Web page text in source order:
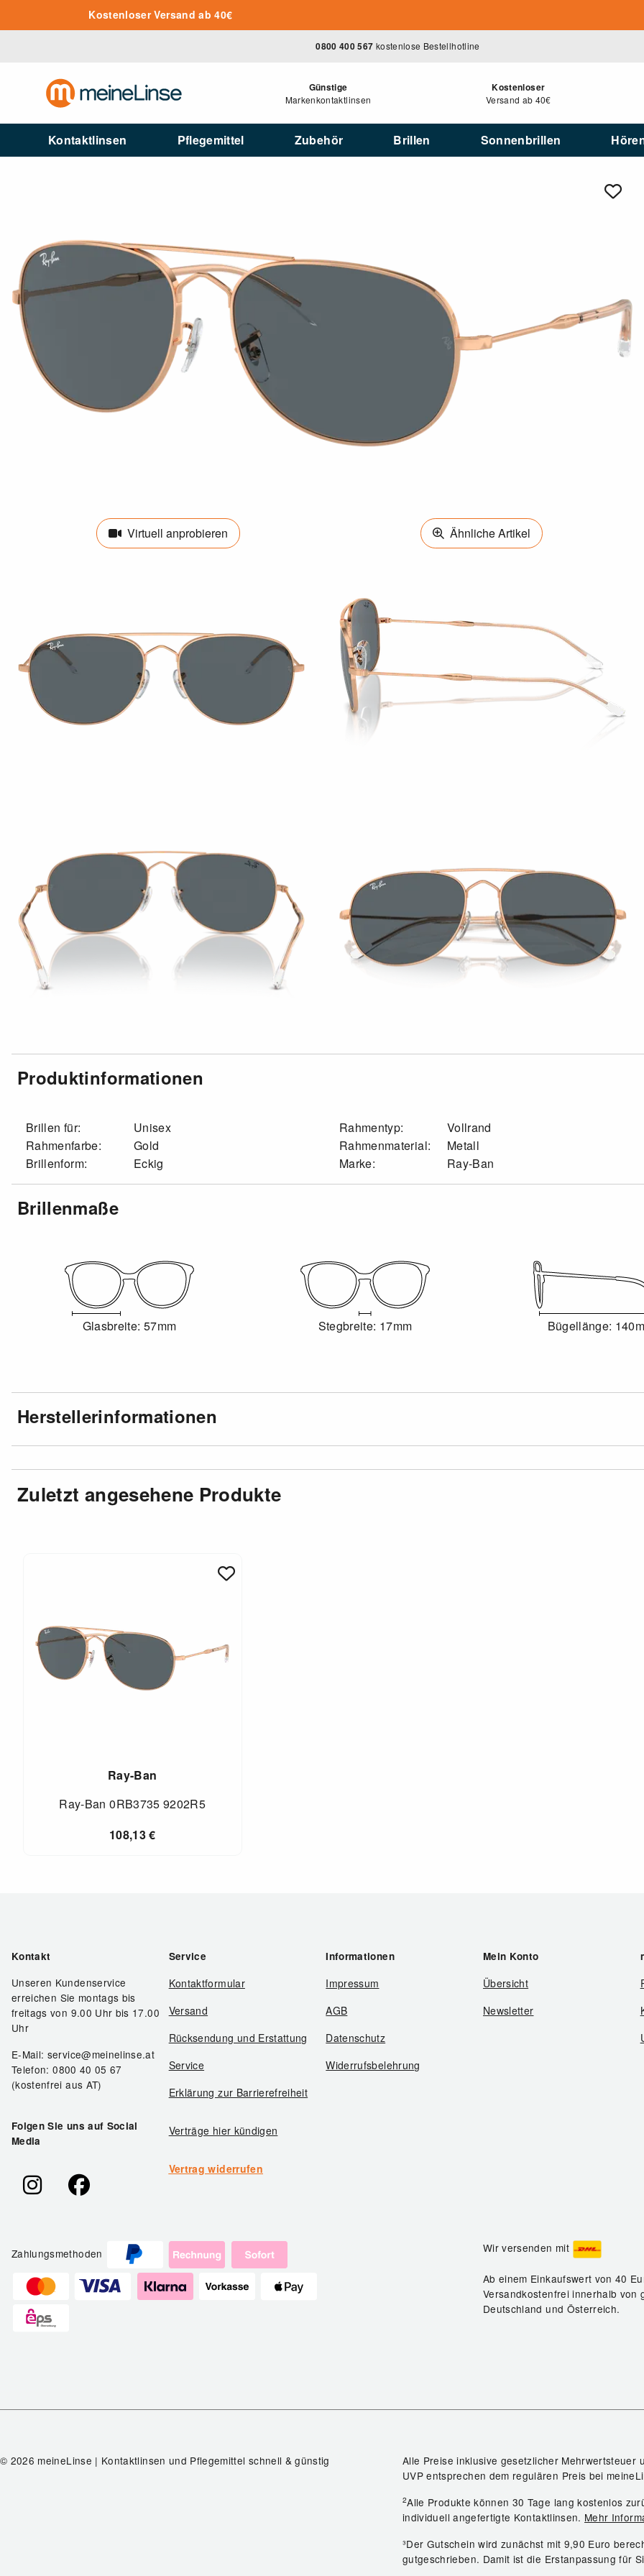
Zum Hauptinhalt springenKostenloser Versand ab 40€
0800 400 567 kostenlose Bestellhotline
Günstige
Markenkontaktlinsen
Kostenloser
Versand ab 40€
Kontaktlinsen Pflegemittel Zubehör Brillen Sonnenbrillen
Virtuell anprobieren Ähnliche Artikel
Produktinformationen
Brillen für:
Unisex
Rahmenfarbe:
Gold
Brillenform:
Eckig
Rahmentyp:
Vollrand
Rahmenmaterial:
Metall
Marke:
Ray-Ban
Brillenmaße
Glasbreite: 57mm Stegbreite: 17mm Bügellänge:
Herstellerinformationen
Zuletzt angesehene Produkte
Ray-Ban
Ray-Ban 0RB3735 9202R5
108,13€
Kontakt
Unseren Kundenservice
erreichen Sie montags bis
freitags von 9.00 Uhr bis 17.00
Uhr
E-Mail: service@meinelinse.at
Telefon: 0800 40 05 67
(kostenfrei aus AT)
Folgen Sie uns auf Social
Media
Service
Kontaktformular
Versand
Rücksendung und Erstattung
Service
Erklärung zur Barrierefreiheit
Verträge hier kündigen
Vertrag widerrufen
Informationen
Impressum
AGB
Datenschutz
Widerrufsbelehrung
Mein Konto
Übersicht
Newsletter
Zahlungsmethoden Wir versenden mit
Ab einem Einkaufswert von 40
Versandkostenfrei innerhalb von
Deutschland und Österreich.
© 2026 meineLinse | Kontaktlinsen und Pflegemittel schnell & günstig
Alle Preise inklusive gesetzlicher Mehrwertsteuer
UVP entsprechen dem regulären Preis bei
2Alle Produkte können 30 Tage lang kostenlos
individuell angefertigte Kontaktlinsen. Mehr
³Der Gutschein wird zunächst mit 9,90 Euro
gutgeschrieben. Damit ist die Erstanpassung für